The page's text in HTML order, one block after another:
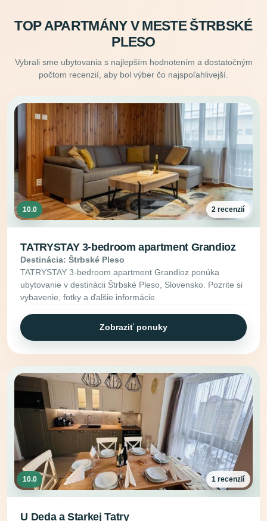
TOP APARTMÁNY V MESTE ŠTRBSKÉ
PLESO
Vybrali sme ubytovania s najlepším hodnotením a dostatočným
počtom recenzií, aby bol výber čo najspoľahlivejší.
10.0 2 recenzií
TATRYSTAY 3-bedroom apartment Grandioz
Destinácia: Štrbské Pleso
TATRYSTAY 3-bedroom apartment Grandioz ponúka
ubytovanie v destinácii Štrbské Pleso, Slovensko. Pozrite si
vybavenie, fotky a ďalšie informácie.
Zobraziť ponuky
10.0 1 recenzií
U Deda a Starkej Tatry